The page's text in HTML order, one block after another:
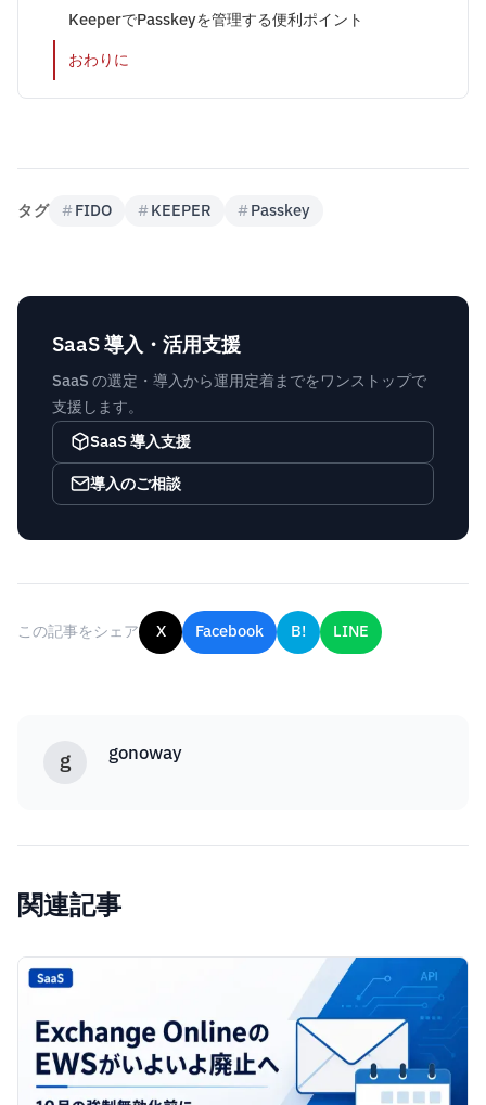
KeeperでPasskeyを管理する便利ポイント
おわりに
タグ #FIDO #KEEPER #Passkey
SaaS 導入・活用支援
SaaS の選定・導入から運用定着までをワンストップで
支援します。
SaaS 導入支援
導入のご相談
この記事をシェア X Facebook B! LINE
g gonoway
関連記事